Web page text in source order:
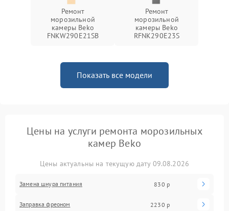
Ремонт
морозильной
камеры Beko
FNKW290E21SB
Ремонт
морозильной
камеры Beko
RFNK290E23S
Показать все модели
Цены на услуги ремонта морозильных
камер Beko
Цены актуальны на текущую дату 09.08.2026
Замена шнура питания 830 р
Заправка фреоном 2230 р